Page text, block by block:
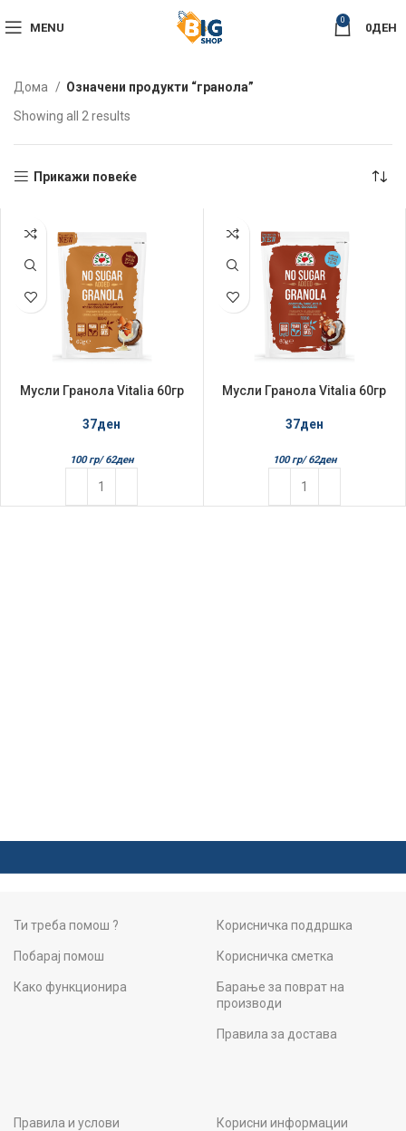
MENU
0
0ДЕН
Дома
Означени продукти “гранола”
Showing all 2 results
Прикажи повеќе
Мусли Гранола Vitalia 60гр
37ден
100 гр/ 62ден
Мусли Гранола Vitalia 60гр
37ден
100 гр/ 62ден
Ти треба помош ?
Побарај помош
Како функционира
Корисничка поддршка
Корисничка сметка
Барање за поврат на
производи
Правила за достава
Правила и услови Корисни информации